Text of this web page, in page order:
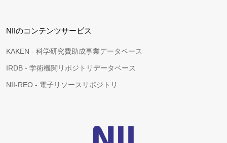
NIIのコンテンツサービス
KAKEN - 科学研究費助成事業データベース
IRDB - 学術機関リポジトリデータベース
NII-REO - 電子リソースリポジトリ